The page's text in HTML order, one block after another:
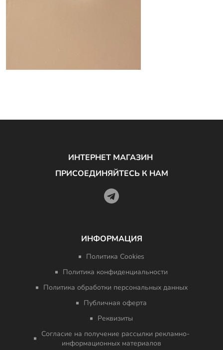
ИНТЕРНЕТ МАГАЗИН
ПРИСОЕДИНЯЙТЕСЬ К НАМ
ИНФОРМАЦИЯ
Политика Cookies
Политика конфиденциальности
Политика обработки персональных данных
Публичная оферта
Реквизиты
Согласие на получение рассылки рекламно-
информационных материалов